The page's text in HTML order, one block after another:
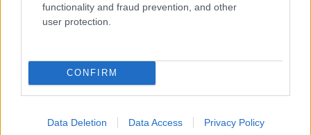
functionality and fraud prevention, and other
user protection.
CONFIRM
Data Deletion Data Access Privacy Policy
Ωστόσο, διαπιστώθηκε ότι οι επιπτώσεις
από το όφελος που προσέφερε η αποξήρανσή της.
Έτσι, σήμερα γίνεται προσπάθεια για